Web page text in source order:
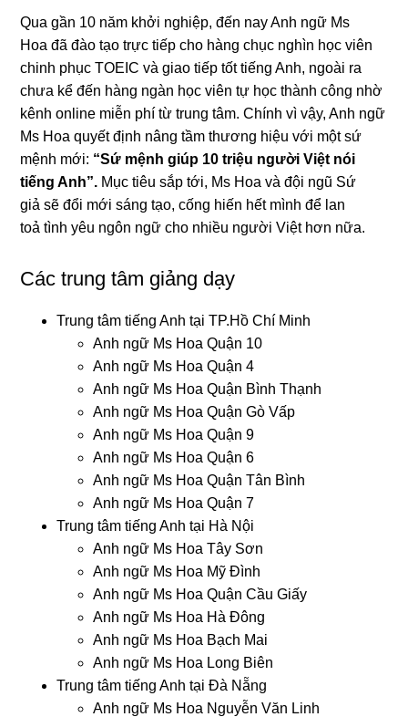
Qua gần 10 năm khởi nghiệp, đến nay Anh ngữ Ms
Hoa đã đào tạo trực tiếp cho hàng chục nghìn học viên
chinh phục TOEIC và giao tiếp tốt tiếng Anh, ngoài ra
chưa kể đến hàng ngàn học viên tự học thành công nhờ
kênh online miễn phí từ trung tâm. Chính vì vậy, Anh ngữ
Ms Hoa quyết định nâng tầm thương hiệu với một sứ
mệnh mới: “Sứ mệnh giúp 10 triệu người Việt nói
tiếng Anh”. Mục tiêu sắp tới, Ms Hoa và đội ngũ Sứ
giả sẽ đổi mới sáng tạo, cống hiến hết mình để lan
toả tình yêu ngôn ngữ cho nhiều người Việt hơn nữa.
Các trung tâm giảng dạy
Trung tâm tiếng Anh tại TP.Hồ Chí Minh
Anh ngữ Ms Hoa Quận 10
Anh ngữ Ms Hoa Quận 4
Anh ngữ Ms Hoa Quận Bình Thạnh
Anh ngữ Ms Hoa Quận Gò Vấp
Anh ngữ Ms Hoa Quận 9
Anh ngữ Ms Hoa Quận 6
Anh ngữ Ms Hoa Quận Tân Bình
Anh ngữ Ms Hoa Quận 7
Trung tâm tiếng Anh tại Hà Nội
Anh ngữ Ms Hoa Tây Sơn
Anh ngữ Ms Hoa Mỹ Đình
Anh ngữ Ms Hoa Quận Cầu Giấy
Anh ngữ Ms Hoa Hà Đông
Anh ngữ Ms Hoa Bạch Mai
Anh ngữ Ms Hoa Long Biên
Trung tâm tiếng Anh tại Đà Nẵng
Anh ngữ Ms Hoa Nguyễn Văn Linh